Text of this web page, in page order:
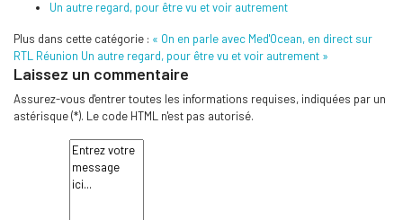
Un autre regard, pour être vu et voir autrement
Plus dans cette catégorie : « On en parle avec Med'Ocean, en direct sur
RTL Réunion Un autre regard, pour être vu et voir autrement »
Laissez un commentaire
Assurez-vous d'entrer toutes les informations requises, indiquées par un
astérisque (*). Le code HTML n'est pas autorisé.